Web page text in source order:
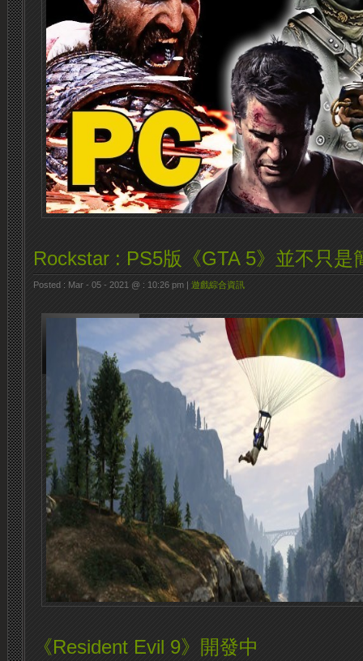
Rockstar : PS5版《GTA 5》並不只是
Posted : Mar - 05 - 2021 @ : 10:26 pm | 遊戲綜合資訊
《Resident Evil 9》開發中